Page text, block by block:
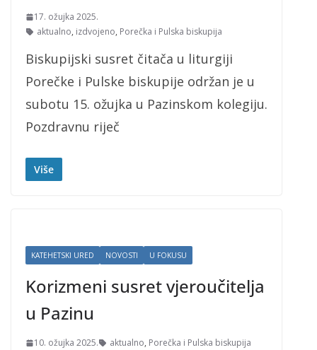
17. ožujka 2025.
aktualno, izdvojeno, Porečka i Pulska biskupija
Biskupijski susret čitača u liturgiji
Porečke i Pulske biskupije održan je u
subotu 15. ožujka u Pazinskom kolegiju.
Pozdravnu riječ
Više
KATEHETSKI URED NOVOSTI U FOKUSU
Korizmeni susret vjeroučitelja
u Pazinu
10. ožujka 2025. aktualno, Porečka i Pulska biskupija